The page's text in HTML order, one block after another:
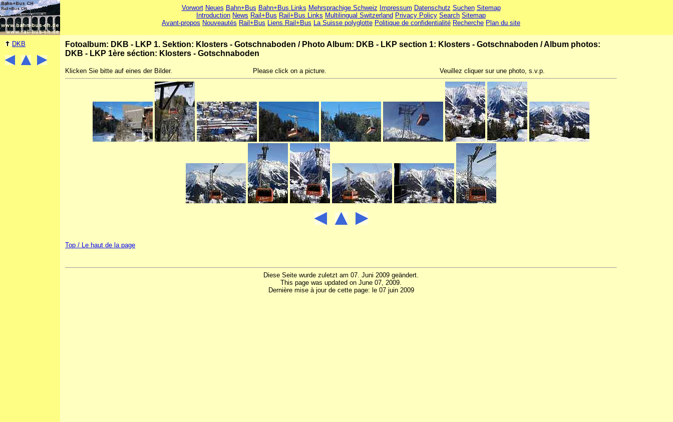
Vorwort Neues Bahn+Bus Bahn+Bus Links Mehrsprachige Schweiz Impressum Datenschutz Suchen Sitemap
Introduction News Rail+Bus Rail+Bus Links Multilingual Switzerland Privacy Policy Search Sitemap
Avant-propos Nouveautés Rail+Bus Liens Rail+Bus La Suisse polyglotte Politique de confidentialité Recherche Plan du site
DKB Fotoalbum: DKB - LKP 1. Sektion: Klosters - Gotschnaboden / Photo Album: DKB - LKP section 1: Klosters - Gotschnaboden /Album photos:
DKB - LKP 1ère séction: Klosters - Gotschnaboden
Klicken Sie bitte auf eines der Bilder. Please click on a picture. Veuillez cliquer sur une photo, s.v.p.
Top / Le haut de la page
Diese Seite wurde zuletzt am 07. Juni 2009 geändert.
This page was updated on June 07, 2009.
Dernière mise à jour de cette page: le 07 juin 2009